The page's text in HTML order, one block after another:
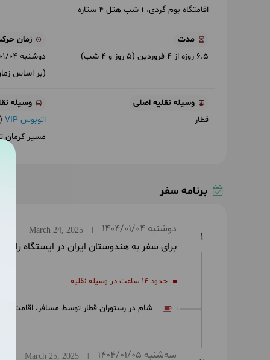
اقامتگاه بوم گردی 1 شب هتل 4 ستاره
مدت
6.5 روزه از 4 فروردین (5 روز و 4 شب)
زمان
دوشنبه 04
(بر اساس
وسیله نقلیه اصلی
قطار
وسیله
اتوبوس VIP
مسیر کرمان
برنامه سفر
1
دوشنبه 1404/01/04
March 24, 2025
برای سفر به هندوستان ایران در ایستگاه
حدود 14 ساعت در وسیله نقلیه
شام در رستوران قطار توسط مسافر اقامت در
سه‌شنبه 1404/01/05
March 25, 2025